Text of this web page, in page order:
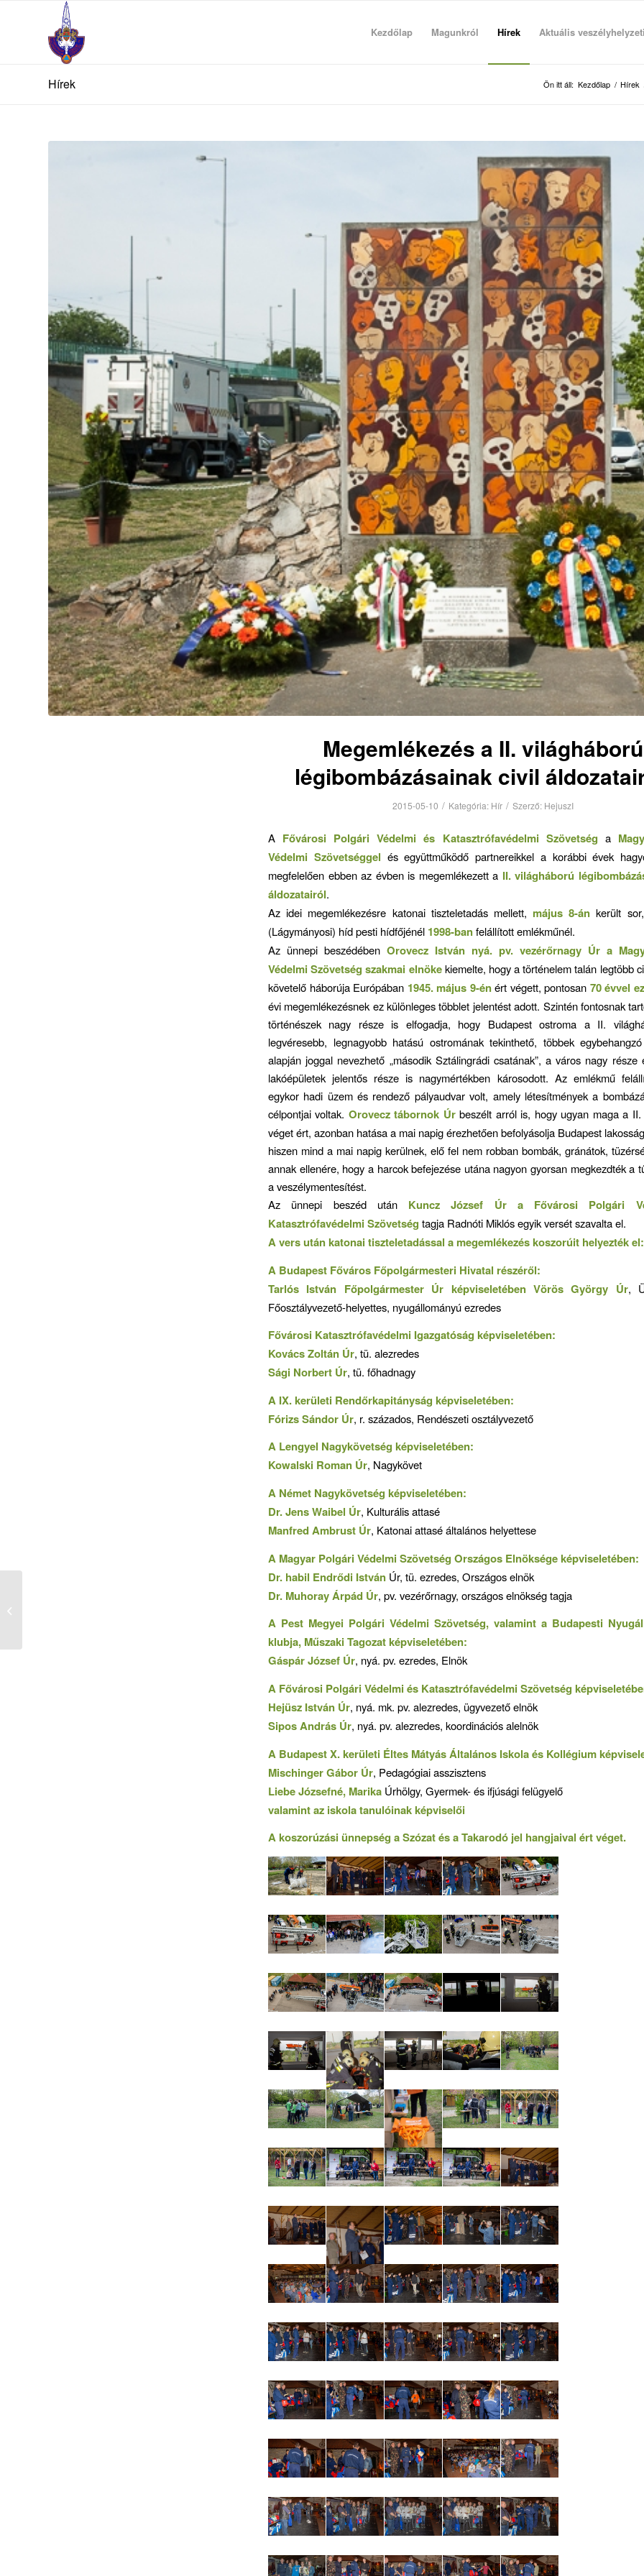
Kezdőlap Magunkról Hírek Aktuális
Hírek Ön itt áll: Kezdőlap / Hírek
Megemlékezés a II. világháború
légibombázásainak civil
2015-05-10 / Kategória: Hír / Szerző: HejuszI
A Fővárosi Polgári Védelmi és Katasztrófavédelmi Szövetség a
Védelmi Szövetséggel és együttműködő partnereikkel a korábbi évek
megfelelően ebben az évben is megemlékezett a II. világháború
áldozatairól.
Az idei megemlékezésre katonai tiszteletadás mellett, május 8-án került
(Lágymányosi) híd pesti hídfőjénél 1998-banfelállított emlékműnél.
Az ünnepi beszédében Orovecz István nyá. pv. vezérőrnagy Úr a
Védelmi Szövetség szakmai elnökekiemelte, hogy a történelem talán legtöbb
követelő háborúja Európában 1945. május 9-énért végett, pontosan 70 évvel
évi megemlékezésnek ez különleges többlet jelentést adott. Szintén fontosnak
történészek nagy része is elfogadja, hogy Budapest ostroma a II.
legvéresebb, legnagyobb hatású ostromának tekinthető, többek
alapján joggal nevezhető „második Sztálingrádi csatának”, a város nagy része
lakóépületek jelentős része is nagymértékben károsodott. Az emlékmű
egykor hadi üzem és rendező pályaudvar volt, amely létesítmények a
célpontjai voltak. Orovecz tábornok Úrbeszélt arról is, hogy ugyan maga a II.
véget ért, azonban hatása a mai napig érezhetően befolyásolja Budapest
hiszen mind a mai napig kerülnek, elő fel nem robban bombák, gránátok,
annak ellenére, hogy a harcok befejezése utána nagyon gyorsan megkezdték a
a veszélymentesítést.
Az ünnepi beszéd után Kuncz József Úr a Fővárosi Polgári
Katasztrófavédelmi Szövetség tagja Radnóti Miklós egyik versét szavalta el.
A vers után katonai tiszteletadással a megemlékezés koszorúit helyezték el:
A Budapest Főváros Főpolgármesteri Hivatal részéről:
Tarlós István Főpolgármester Úr képviseletében Vörös György Úr,
Főosztályvezető-helyettes, nyugállományú ezredes
Fővárosi Katasztrófavédelmi Igazgatóság képviseletében:
Kovács Zoltán Úr, tü. alezredes
Sági Norbert Úr, tü. főhadnagy
A IX. kerületi Rendőrkapitányság képviseletében:
Fórizs Sándor Úr, r. százados, Rendészeti osztályvezető
A Lengyel Nagykövetség képviseletében:
Kowalski Roman Úr, Nagykövet
A Német Nagykövetség képviseletében:
Dr. Jens Waibel Úr, Kulturális attasé
Manfred Ambrust Úr, Katonai attasé általános helyettese
A Magyar Polgári Védelmi Szövetség Országos Elnöksége képviseletében:
Dr. habil Endrődi István Úr, tü. ezredes, Országos elnök
Dr. Muhoray Árpád Úr, pv. vezérőrnagy, országos elnökség tagja
A Pest Megyei Polgári Védelmi Szövetség, valamint a Budapesti
klubja, Műszaki Tagozat képviseletében:
Gáspár József Úr, nyá. pv. ezredes, Elnök
A Fővárosi Polgári Védelmi és Katasztrófavédelmi Szövetség
Hejüsz István Úr, nyá. mk. pv. alezredes, ügyvezető elnök
Sipos András Úr, nyá. pv. alezredes, koordinációs alelnök
A Budapest X. kerületi Éltes Mátyás Általános Iskola és Kollégium
Mischinger Gábor Úr, Pedagógiai asszisztens
Liebe Józsefné, Marika Úrhölgy, Gyermek- és ifjúsági felügyelő
valamint az iskola tanulóinak képviselői
A koszorúzási ünnepség a Szózat és a Takarodó jel hangjaival ért véget.